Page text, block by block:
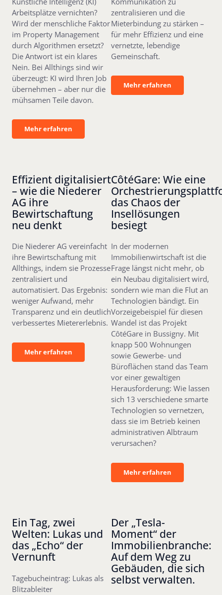
Arbeitsplätze vernichten?
Wird der menschliche Faktor
im Property Management
durch Algorithmen ersetzt?
Die Antwort ist ein klares
Nein. Bei Allthings sind wir
überzeugt: KI wird Ihren Job
übernehmen – aber nur die
mühsamen Teile davon.
Mehr erfahren
Mehr erfahren
zentralisieren und die
Mieterbindung zu stärken –
für mehr Effizienz und eine
vernetzte, lebendige
Gemeinschaft.
Mehr erfahren
Mehr erfahren
Effizient digitalisiert
– wie die Niederer
AG ihre
Bewirtschaftung
neu denkt
Die Niederer AG vereinfacht
ihre Bewirtschaftung mit
Allthings, indem sie Prozesse
zentralisiert und
automatisiert. Das Ergebnis:
weniger Aufwand, mehr
Transparenz und ein deutlich
verbessertes Mietererlebnis.
Mehr erfahren
Mehr erfahren
CôtéGare: Wie eine
das Chaos der
Insellösungen
besiegt
In der modernen
Immobilienwirtschaft ist die
Frage längst nicht mehr, ob
ein Neubau digitalisiert wird,
sondern wie man die Flut an
Technologien bändigt. Ein
Vorzeigebeispiel für diesen
Wandel ist das Projekt
CôtéGare in Bussigny. Mit
knapp 500 Wohnungen
sowie Gewerbe- und
Büroflächen stand das Team
vor einer gewaltigen
Herausforderung: Wie lassen
sich 13 verschiedene smarte
Technologien so vernetzen,
dass sie im Betrieb keinen
administrativen Albtraum
verursachen?
Mehr erfahren
Mehr erfahren
Ein Tag, zwei
Welten: Lukas und
das „Echo“ der
Vernunft
Tagebucheintrag: Lukas als
Blitzableiter
Der „Tesla-
Moment“ der
Immobilienbranche:
Auf dem Weg zu
Gebäuden, die sich
selbst verwalten.